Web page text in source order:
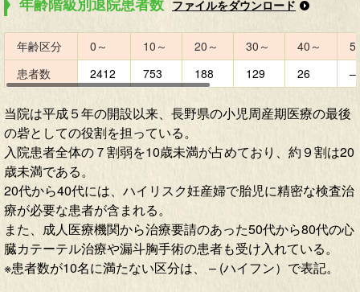
ファイルをダウンロード
年齢区分 0～ 10～ 20～ 30～ 40～
患者数
2412 753 188 129 26 –
当院は平成５年の開設以来、長野県の小児周産期医療の最後
の砦としての役割を担っている。
入院患者全体の７割弱を10歳未満が占めており、約９割は20
歳未満である。
20代から40代には、ハイリスク妊産婦で胎児に精密な検査治
療が必要な患者が含まれる。
また、成人医療機関から治療要請のあった50代から80代の心
臓カテーテル治療や漏斗胸手術の患者も受け入れている。
※患者数が10名に満たない区分は、 – (ハイフン）で表記。